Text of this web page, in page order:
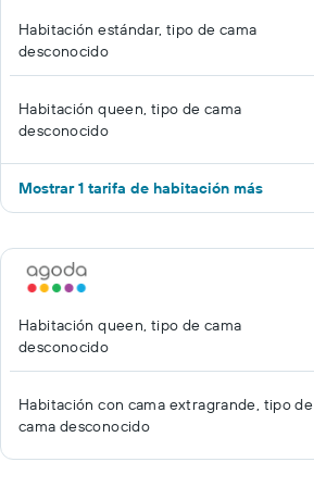
Habitación estándar, tipo de cama
desconocido
Habitación queen, tipo de cama
desconocido
Mostrar 1 tarifa de habitación más
Habitación queen, tipo de cama
desconocido
Habitación con cama extragrande, tipo de
cama desconocido